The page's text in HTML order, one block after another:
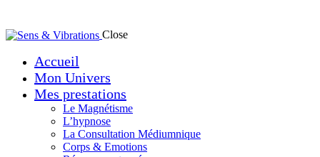
Close
Accueil
Mon Univers
Mes prestations
Le Magnétisme
L’hypnose
La Consultation Médiumnique
Corps & Emotions